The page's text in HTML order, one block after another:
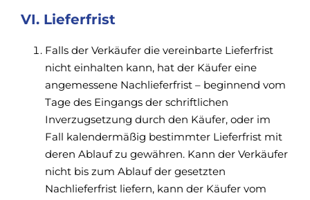
VI. Lieferfrist
Falls der Verkäufer die vereinbarte Lieferfrist
nicht einhalten kann, hat der Käufer eine
angemessene Nachlieferfrist – beginnend vom
Tage des Eingangs der schriftlichen
Inverzugsetzung durch den Käufer, oder im
Fall kalendermäßig bestimmter Lieferfrist mit
deren Ablauf zu gewähren. Kann der Verkäufer
nicht bis zum Ablauf der gesetzten
Nachlieferfrist liefern, kann der Käufer vom